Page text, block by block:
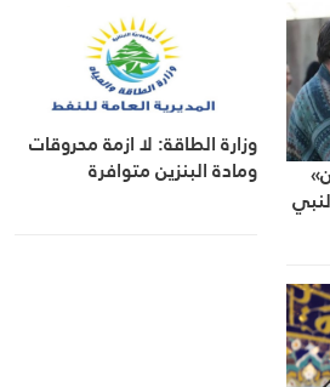
وزارة الطاقة: لا ازمة محروقات
ومادة البنزين متوافرة